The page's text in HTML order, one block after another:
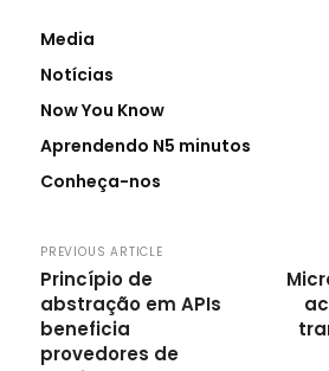
Media
Notícias
Now You Know
Aprendendo N5 minutos
Conheça-nos
PREVIOUS ARTICLE
Princípio de
abstração em APIs
beneficia
provedores de